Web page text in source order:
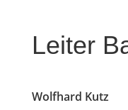
Leiter
Wolfhard Kutz